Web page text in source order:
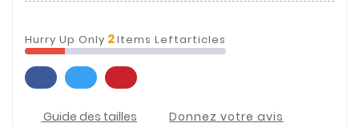
Hurry Up Only 2Items Leftarticles
Guide des tailles Donnez votre avis